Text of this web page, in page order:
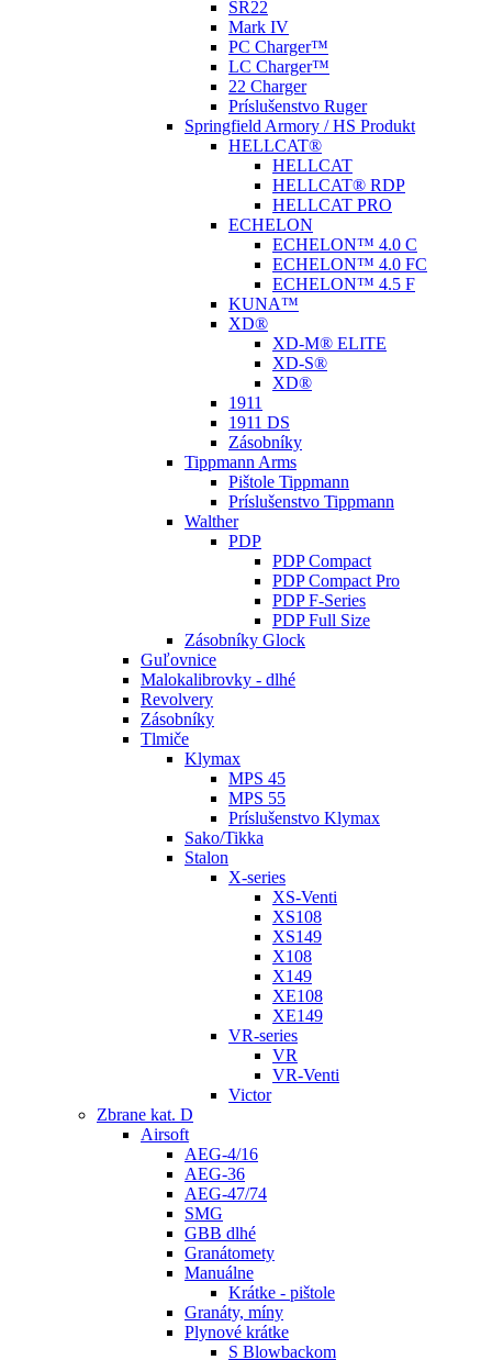
SR22
Mark IV
PC Charger™
LC Charger™
22 Charger
Príslušenstvo Ruger
Springfield Armory / HS Produkt
HELLCAT®
HELLCAT
HELLCAT® RDP
HELLCAT PRO
ECHELON
ECHELON™ 4.0 C
ECHELON™ 4.0 FC
ECHELON™ 4.5 F
KUNA™
XD®
XD-M® ELITE
XD-S®
XD®
1911
1911 DS
Zásobníky
Tippmann Arms
Pištole Tippmann
Príslušenstvo Tippmann
Walther
PDP
PDP Compact
PDP Compact Pro
PDP F-Series
PDP Full Size
Zásobníky Glock
Guľovnice
Malokalibrovky - dlhé
Revolvery
Zásobníky
Tlmiče
Klymax
MPS 45
MPS 55
Príslušenstvo Klymax
Sako/Tikka
Stalon
X-series
XS-Venti
XS108
XS149
X108
X149
XE108
XE149
VR-series
VR
VR-Venti
Victor
Zbrane kat. D
Airsoft
AEG-4/16
AEG-36
AEG-47/74
SMG
GBB dlhé
Granátomety
Manuálne
Krátke - pištole
Granáty, míny
Plynové krátke
S Blowbackom